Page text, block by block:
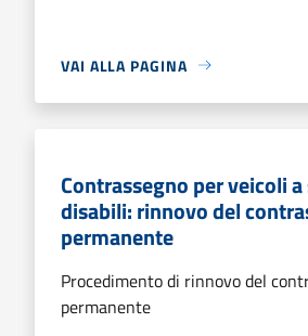
VAI ALLA PAGINA
Contrassegno per veicoli
disabili: rinnovo del
permanente
Procedimento di rinnovo del
permanente